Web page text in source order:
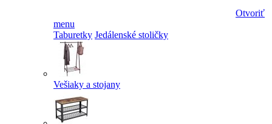
Otvoriť
menu
Taburetky Jedálenské stoličky
Vešiaky a stojany